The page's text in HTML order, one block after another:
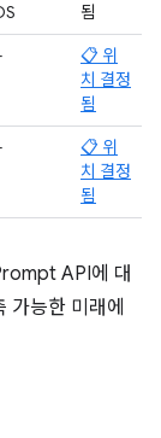
됨
📋 위
치 결정
됨
📋 위
치 결정
됨
API에 대
가능한 미래에